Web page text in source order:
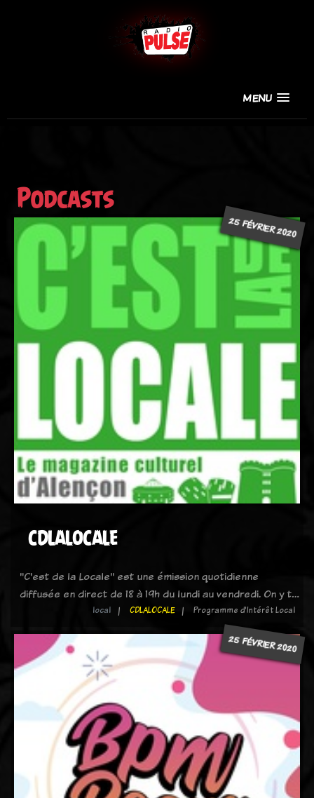
MENU
Podcasts
25 FÉVRIER 2020
CDLALOCALE
"C'est de la Locale" est une émission quotidienne
diffusée en direct de 18 à 19h du lundi au vendredi. On y t…
local CDLALOCALE Programme d'Intérêt Local
25 FÉVRIER 2020